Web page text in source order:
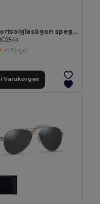
SHINE Sportsolglasögon spegelglas
+1 Färger
Varukorgen